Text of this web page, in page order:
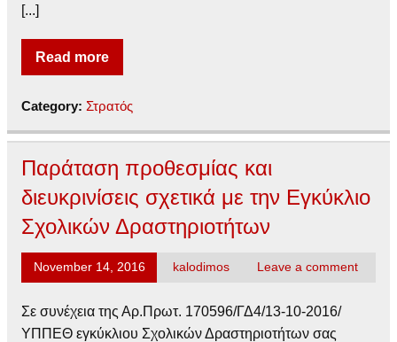
[...]
Read more
Category: Στρατός
Παράταση προθεσμίας και
διευκρινίσεις σχετικά με την Εγκύκλιο
Σχολικών Δραστηριοτήτων
November 14, 2016 kalodimos Leave a comment
Σε συνέχεια της Αρ.Πρωτ. 170596/ΓΔ4/13-10-2016/
ΥΠΠΕΘ εγκύκλιου Σχολικών Δραστηριοτήτων σας